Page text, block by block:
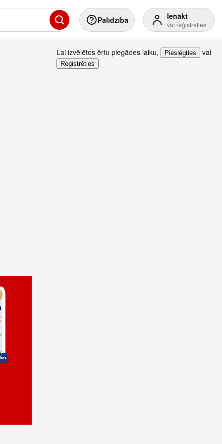
Palīdzība Ienākt
vai reģistrēties
Lai izvēlētos ērtu piegādes laiku, Pieslēgties vai
Reģistrēties